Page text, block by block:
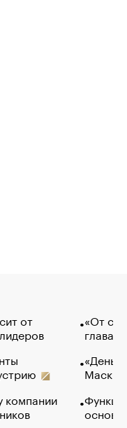
от
компании
«От
глава
Маск в
основ